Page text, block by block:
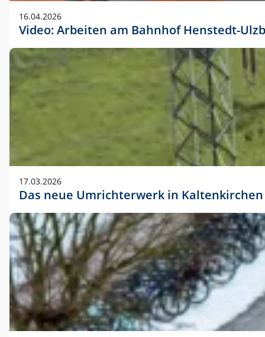
16.04.2026
Video: Arbeiten am Bahnhof Henstedt-
17.03.2026
Das neue Umrichterwerk in Kaltenkirchen